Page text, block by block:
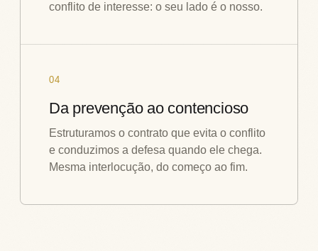
conflito de interesse: o seu lado é o nosso.
04
Da prevenção ao contencioso
Estruturamos o contrato que evita o conflito
e conduzimos a defesa quando ele chega.
Mesma interlocução, do começo ao fim.